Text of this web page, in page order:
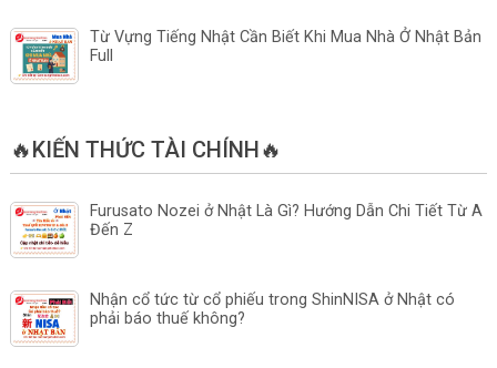
Từ Vựng Tiếng Nhật Cần Biết Khi Mua Nhà Ở Nhật Bản
Full
🔥KIẾN THỨC TÀI CHÍNH🔥
Furusato Nozei ở Nhật Là Gì? Hướng Dẫn Chi Tiết Từ A
Đến Z
Nhận cổ tức từ cổ phiếu trong ShinNISA ở Nhật có
phải báo thuế không?